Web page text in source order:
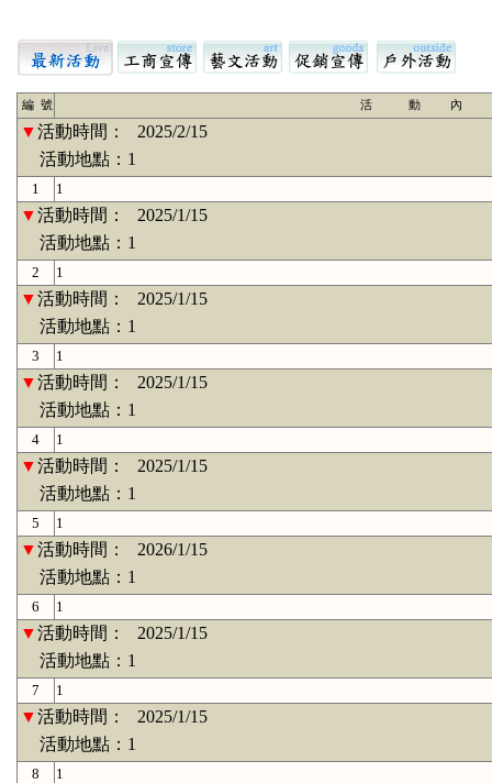
編 號 活 動 內
▼活動時間：
2025/2/15
活動地點：1
1 1
▼活動時間：
2025/1/15
活動地點：1
2 1
▼活動時間：
2025/1/15
活動地點：1
3 1
▼活動時間：
2025/1/15
活動地點：1
4 1
▼活動時間：
2025/1/15
活動地點：1
5 1
▼活動時間：
2026/1/15
活動地點：1
6 1
▼活動時間：
2025/1/15
活動地點：1
7 1
▼活動時間：
2025/1/15
活動地點：1
8 1